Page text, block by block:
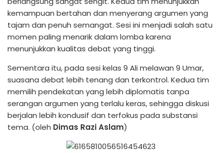
kemampuan bertahan dan menyerang argumen yang
tajam dan penuh semangat. Sesi ini menjadi salah satu
momen paling menarik dalam lomba karena
menunjukkan kualitas debat yang tinggi.
Sementara itu, pada sesi kelas 9 Ali melawan 9 Umar,
suasana debat lebih tenang dan terkontrol. Kedua tim
memilih pendekatan yang lebih diplomatis tanpa
serangan argumen yang terlalu keras, sehingga diskusi
berjalan lebih kondusif dan terfokus pada substansi
tema. (oleh Dimas RaziAslam)